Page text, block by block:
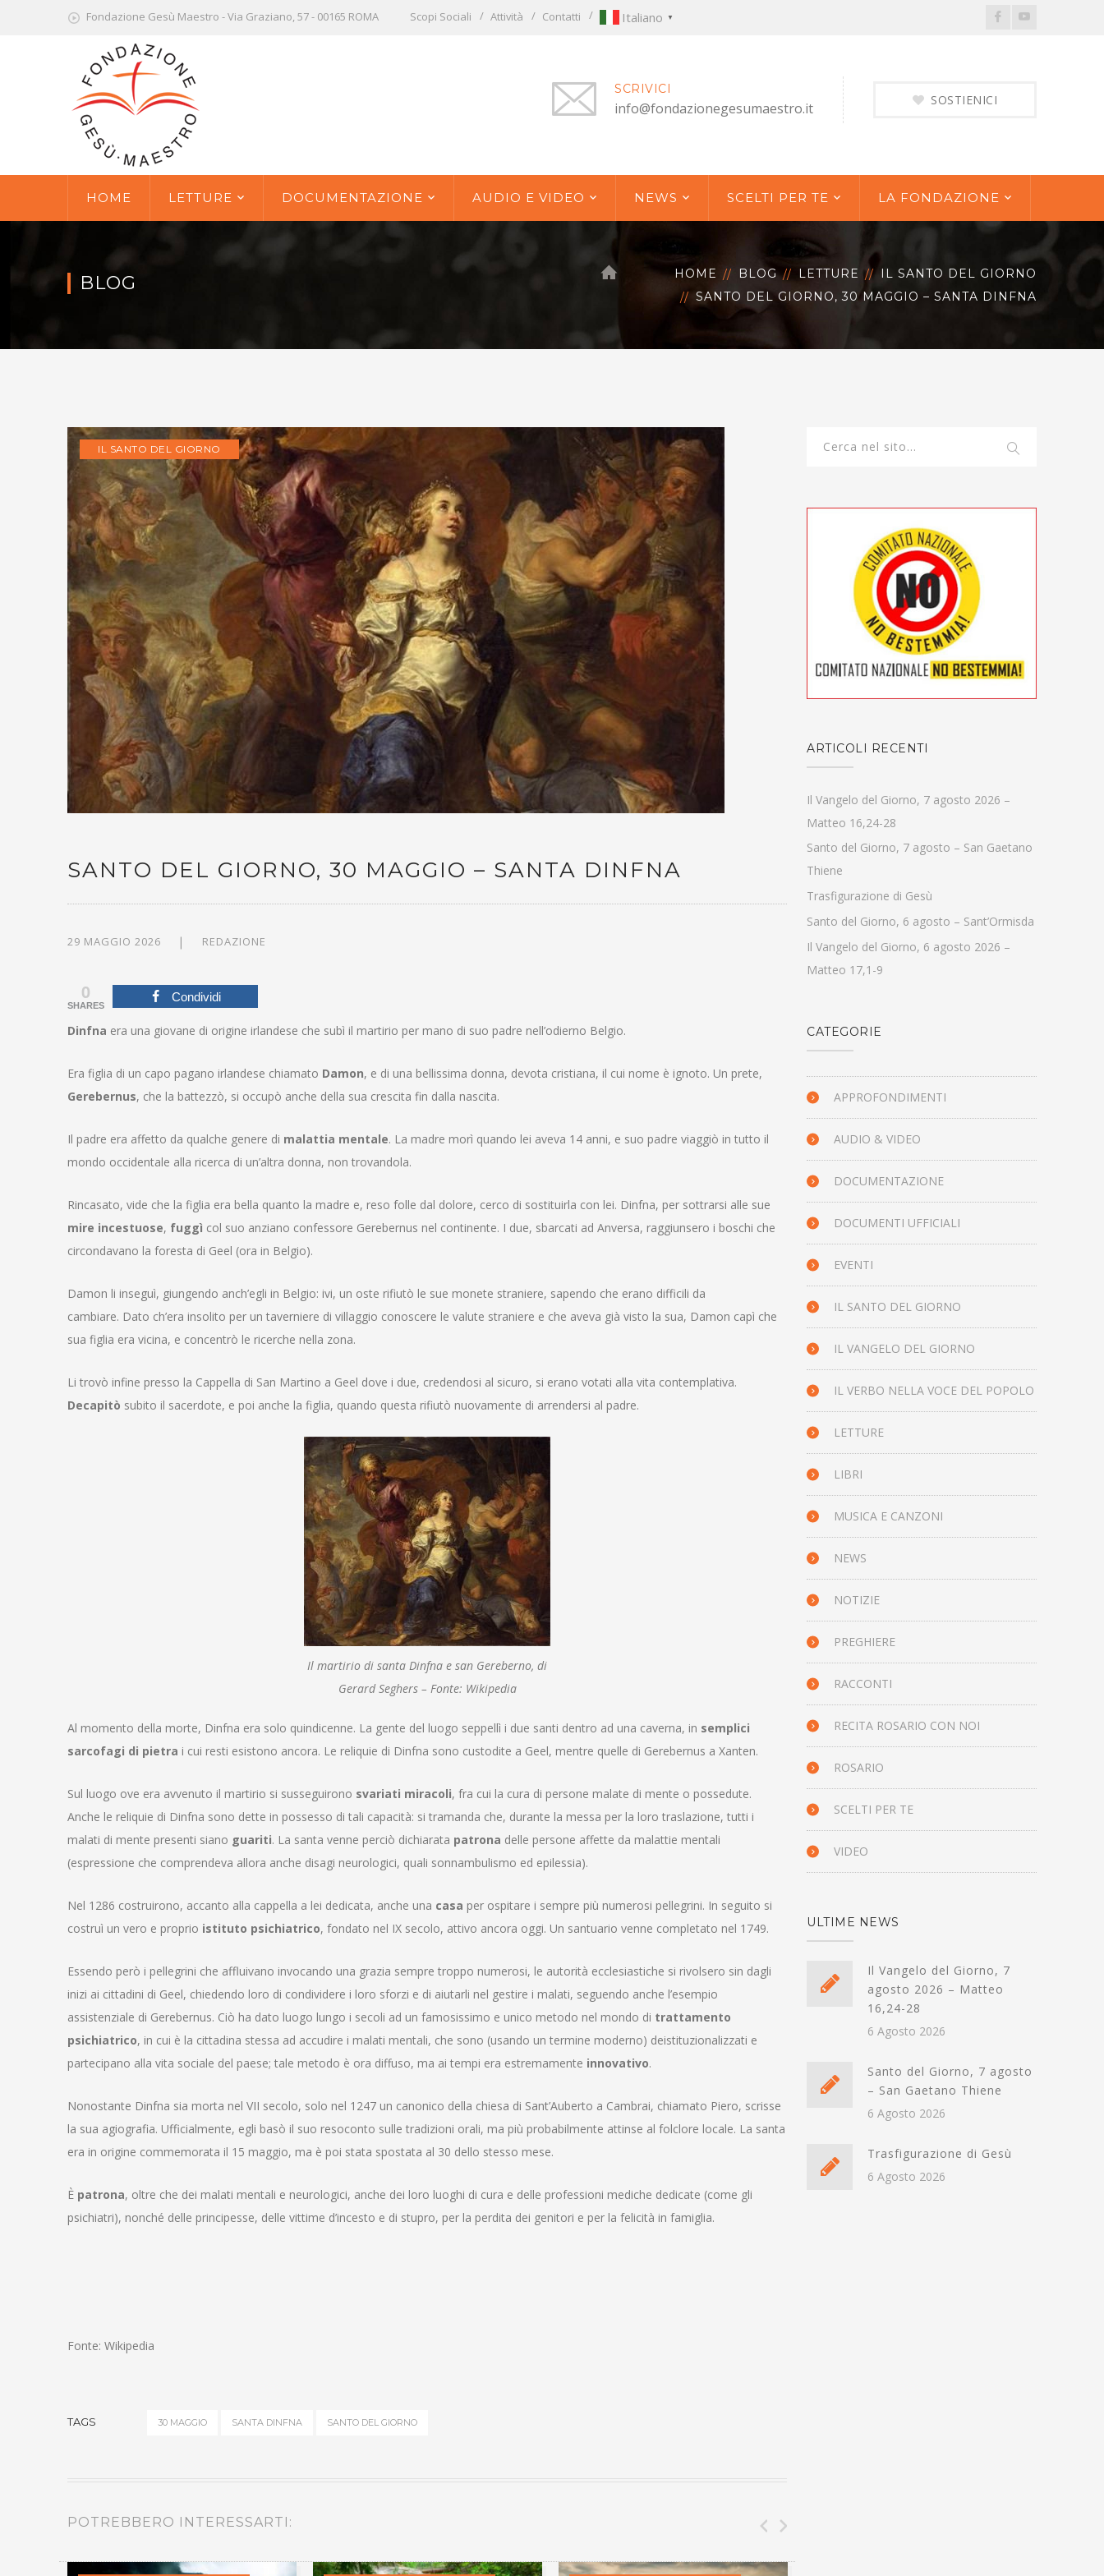
Fondazione Gesù Maestro - Via Graziano, 57 - 00165 ROMA Scopi Sociali Attività Contatti Italiano ▼
FacebookYoutube
SOSTIENICI
SCRIVICI
info@fondazionegesumaestro.it
HOME LETTURE DOCUMENTAZIONE AUDIO E VIDEO NEWS SCELTI PER TE LA FONDAZIONE
BLOG HOME BLOG LETTURE
IL SANTO DEL GIORNO
SANTO DEL GIORNO, 30 MAGGIO – SANTA DINFNA
IL SANTO DEL GIORNO
SANTO DEL GIORNO, 30 MAGGIO – SANTA DINFNA
29 MAGGIO 2026 REDAZIONE
0
SHARES
Condividi
Dinfna era una giovane di origine irlandese che subì il martirio per mano di suo padre nell’odierno Belgio.
Era figlia di un capo pagano irlandese chiamato Damon, e di una bellissima donna, devota cristiana, il cui nome è ignoto. Un prete,
Gerebernus, che la battezzò, si occupò anche della sua crescita fin dalla nascita.
Il padre era affetto da qualche genere di malattia mentale. La madre morì quando lei aveva 14 anni, e suo padre viaggiò in tutto il
mondo occidentale alla ricerca di un’altra donna, non trovandola.
Rincasato, vide che la figlia era bella quanto la madre e, reso folle dal dolore, cerco di sostituirla con lei. Dinfna, per sottrarsi alle sue
mire incestuose, fuggì col suo anziano confessore Gerebernus nel continente. I due, sbarcati ad Anversa, raggiunsero i boschi che
circondavano la foresta di Geel (ora in Belgio).
Damon li inseguì, giungendo anch’egli in Belgio: ivi, un oste rifiutò le sue monete straniere, sapendo che erano difficili da
cambiare. Dato ch’era insolito per un taverniere di villaggio conoscere le valute straniere e che aveva già visto la sua, Damon capì che
sua figlia era vicina, e concentrò le ricerche nella zona.
Li trovò infine presso la Cappella di San Martino a Geel dove i due, credendosi al sicuro, si erano votati alla vita contemplativa.
Decapitò subito il sacerdote, e poi anche la figlia, quando questa rifiutò nuovamente di arrendersi al padre.
Il martirio di santa Dinfna e san Gereberno, di
Gerard Seghers – Fonte: Wikipedia
Al momento della morte, Dinfna era solo quindicenne. La gente del luogo seppellì i due santi dentro ad una caverna, in semplici
sarcofagi di pietra i cui resti esistono ancora. Le reliquie di Dinfna sono custodite a Geel, mentre quelle di Gerebernus a Xanten.
Sul luogo ove era avvenuto il martirio si susseguirono svariati miracoli, fra cui la cura di persone malate di mente o possedute.
Anche le reliquie di Dinfna sono dette in possesso di tali capacità: si tramanda che, durante la messa per la loro traslazione, tutti i
malati di mente presenti siano guariti. La santa venne perciò dichiarata patrona delle persone affette da malattie mentali
(espressione che comprendeva allora anche disagi neurologici, quali sonnambulismo ed epilessia).
Nel 1286 costruirono, accanto alla cappella a lei dedicata, anche una casa per ospitare i sempre più numerosi pellegrini. In seguito si
costruì un vero e proprio istituto psichiatrico, fondato nel IX secolo, attivo ancora oggi. Un santuario venne completato nel 1749.
Essendo però i pellegrini che affluivano invocando una grazia sempre troppo numerosi, le autorità ecclesiastiche si rivolsero sin dagli
inizi ai cittadini di Geel, chiedendo loro di condividere i loro sforzi e di aiutarli nel gestire i malati, seguendo anche l’esempio
assistenziale di Gerebernus. Ciò ha dato luogo lungo i secoli ad un famosissimo e unico metodo nel mondo di trattamento
psichiatrico, in cui è la cittadina stessa ad accudire i malati mentali, che sono (usando un termine moderno) deistituzionalizzati e
partecipano alla vita sociale del paese; tale metodo è ora diffuso, ma ai tempi era estremamente innovativo.
Nonostante Dinfna sia morta nel VII secolo, solo nel 1247 un canonico della chiesa di Sant’Auberto a Cambrai, chiamato Piero, scrisse
la sua agiografia. Ufficialmente, egli basò il suo resoconto sulle tradizioni orali, ma più probabilmente attinse al folclore locale. La santa
era in origine commemorata il 15 maggio, ma è poi stata spostata al 30 dello stesso mese.
È patrona, oltre che dei malati mentali e neurologici, anche dei loro luoghi di cura e delle professioni mediche dedicate (come gli
psichiatri), nonché delle principesse, delle vittime d’incesto e di stupro, per la perdita dei genitori e per la felicità in famiglia.
Fonte: Wikipedia
TAGS 30 MAGGIO SANTA DINFNA SANTO DEL GIORNO
POTREBBERO INTERESSARTI:
ARTICOLI RECENTI
Il Vangelo del Giorno, 7 agosto 2026 –
Matteo 16,24-28
Santo del Giorno, 7 agosto – San Gaetano
Thiene
Trasfigurazione di Gesù
Santo del Giorno, 6 agosto – Sant’Ormisda
Il Vangelo del Giorno, 6 agosto 2026 –
Matteo 17,1-9
CATEGORIE
APPROFONDIMENTI
AUDIO & VIDEO
DOCUMENTAZIONE
DOCUMENTI UFFICIALI
EVENTI
IL SANTO DEL GIORNO
IL VANGELO DEL GIORNO
IL VERBO NELLA VOCE DEL POPOLO
LETTURE
LIBRI
MUSICA E CANZONI
NEWS
NOTIZIE
PREGHIERE
RACCONTI
RECITA ROSARIO CON NOI
ROSARIO
SCELTI PER TE
VIDEO
ULTIME NEWS
Il Vangelo del Giorno, 7
agosto 2026 – Matteo
16,24-28
6 Agosto 2026
Santo del Giorno, 7 agosto
– San Gaetano Thiene
6 Agosto 2026
Trasfigurazione di Gesù
6 Agosto 2026